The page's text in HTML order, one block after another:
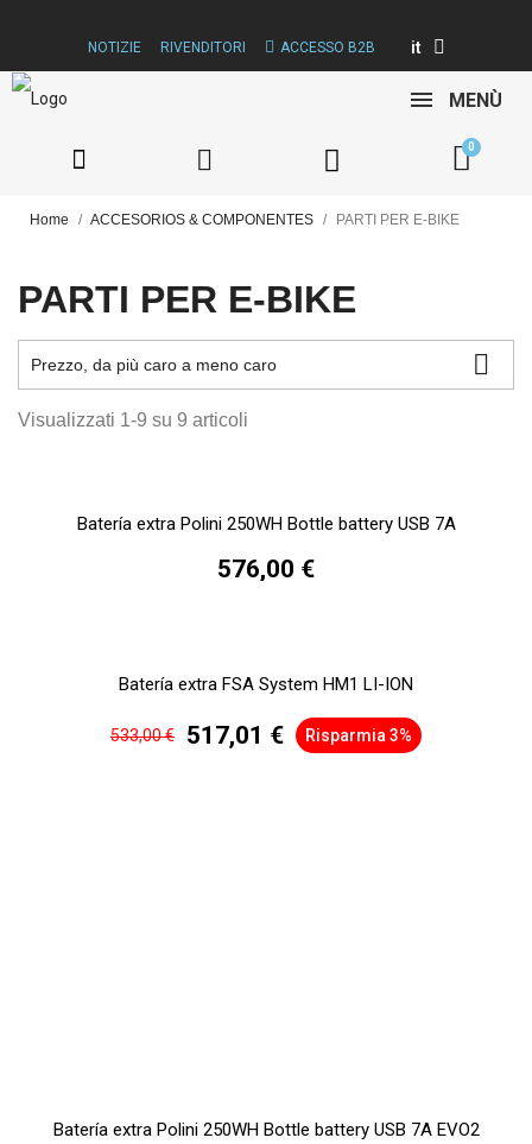
NOTIZIE RIVENDITORI ACCESSO B2B it
MENÙ
Home ACCESORIOS & COMPONENTES PARTI PER E-BIKE
PARTI PER E-BIKE
Prezzo, da più caro a meno caro 
Visualizzati 1-9 su 9 articoli
Batería extra Polini 250WH Bottle battery USB 7A
576,00 €
Batería extra FSA System HM1 LI-ION
533,00 € 517,01 € Risparmia 3%
Batería extra Polini 250WH Bottle battery USB 7A EVO2